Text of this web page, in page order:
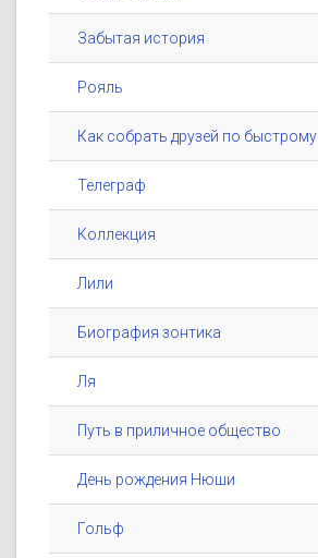
Забытая история
Рояль
Как собрать друзей по быстрому
Телеграф
Коллекция
Лили
Биография зонтика
Ля
Путь в приличное общество
День рождения Нюши
Гольф